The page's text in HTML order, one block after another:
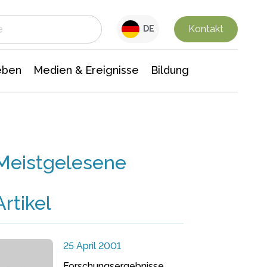
DE Kontakt
Medien & Ereignisse Bildung
25 April 2001